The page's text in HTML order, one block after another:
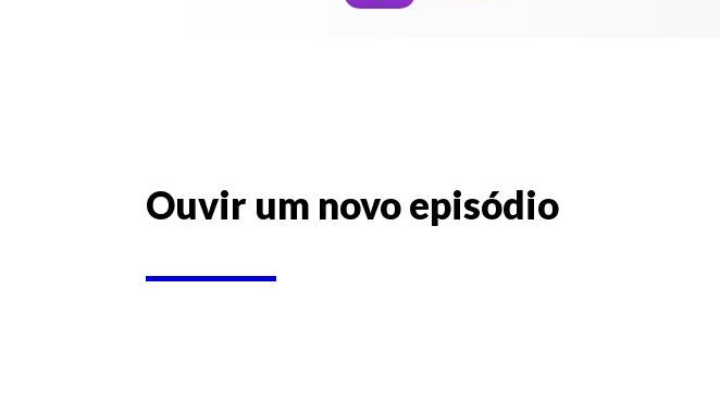
Ouvir um novo episódio